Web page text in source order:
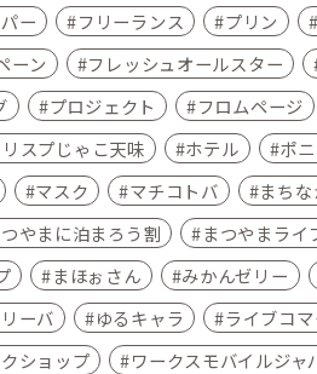
ー フリーランス プリン
ーン フレッシュオールスター
プロジェクト フロムページ
スプじゃこ天味 ホテル ポ
マスク マチコトバ まち
やまに泊まろう割 まつやまライ
まほぉさん みかんゼリー
ーバ ゆるキャラ ライブコマ
ショップ ワークスモバイルジャ